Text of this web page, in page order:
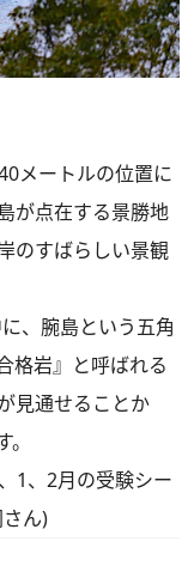
メートルの位置に
が点在する景勝地
のすばらしい景観
、腕島という五角
格岩』と呼ばれる
見通せることか
1、2月の受験シー
ん)